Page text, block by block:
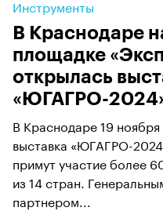
Инструменты
В Краснодаре
площадке
открылась
«ЮГАГРО-
В Краснодаре 19 ноября
выставка «ЮГАГРО-
примут участие более
из 14 стран.
партнером...